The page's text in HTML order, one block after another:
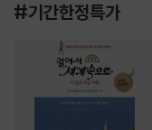
#기간한정특가